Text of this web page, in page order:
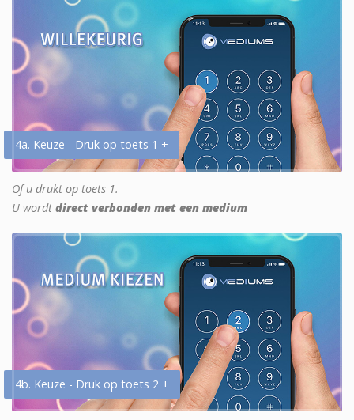
4a. Keuze - Druk op toets 1 +
Of u drukt op toets 1.
U wordt direct verbonden met een medium
4b. Keuze - Druk op toets 2 +